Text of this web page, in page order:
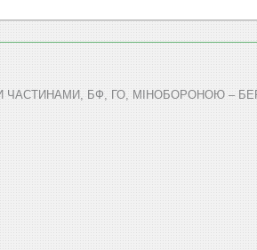
ЧАСТИНАМИ, БФ, ГО, МІНОБОРОНОЮ –